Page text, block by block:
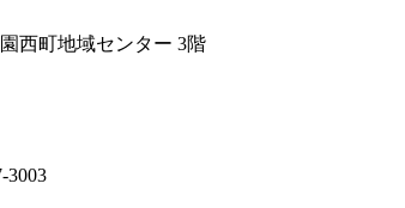
西町地域センター 3階